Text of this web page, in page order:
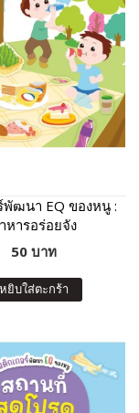
พัฒนา EQ ของหนู :
หารอร่อยจัง
50 บาท
หยิบใส่ตะกร้า